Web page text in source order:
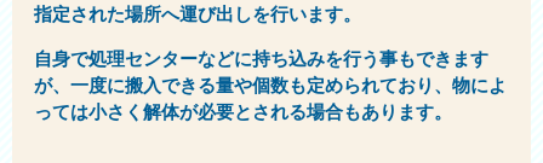
指定された場所へ運び出しを行います。
自身で処理センターなどに持ち込みを行う事もできます
が、一度に搬入できる量や個数も定められており、物によ
っては小さく解体が必要とされる場合もあります。